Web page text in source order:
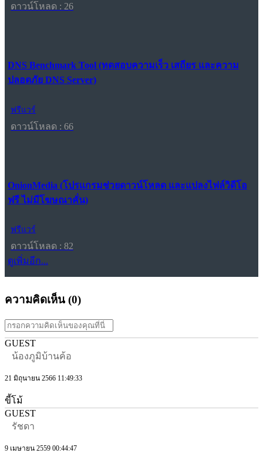
ดาวน์โหลด : 26
DNS Benchmark Tool (ทดสอบความเร็ว เสถียร และความ
ปลอดภัย DNS Server)
ฟรีแวร์
ดาวน์โหลด : 66
OnionMedia (โปรแกรมช่วยดาวน์โหลด และแปลงไฟล์วิดีโอ
ฟรี ไม่มีโฆษณาคั่น)
ฟรีแวร์
ดาวน์โหลด : 82
ดูเพิ่มอีก...
ความคิดเห็น (0)
GUEST
น้องภูมิบ้านค้อ
21 มิถุนายน 2566 11:49:33
ขี้โม้
GUEST
รัชดา
9 เมษายน 2559 00:44:47